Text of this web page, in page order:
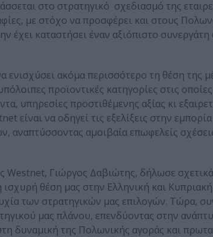
στο στρατηγικό σχεδιασμό της
με στόχο να προσφέρει και στους
έχει καταστήσει έναν αξιόπιστο
ενισχύσει ακόμα περισσότερο τη θέση της
προϊοντικές κατηγορίες στις
υπηρεσίες προστιθέμενης αξίας κι
είναι να οδηγεί τις εξελίξεις στην
αναπτύσσοντας αμοιβαία επωφελείς
Westnet, Γιώργος Δαβιώτης, δήλωσε
ισχυρή θέση μας στην Ελληνική και
των στρατηγικών μας επιλογών. Τώρα,
μας πλάνου, επενδύοντας στην
δυναμική της Πολωνικής αγοράς και